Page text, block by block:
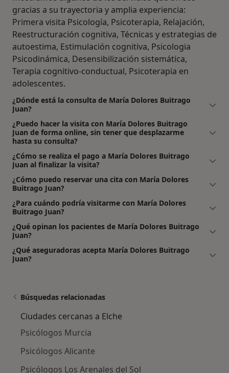
gracias a su trayectoria y amplia experiencia:
Primera visita Psicología, Psicoterapia, Relajación,
Reestructuración cognitiva, Técnicas y estrategias de
autoestima, Estimulación cognitiva, Psicologia
Psicodinámica, Desensibilización sistemática,
Terapia cognitivo-conductual, Psicoterapia en
adolescentes.
¿Dónde está la consulta de María Dolores Buitrago
Juan?
¿Puedo hacer la visita con María Dolores Buitrago
Juan de forma online, sin tener que desplazarme
hasta su consulta?
¿Cómo se realiza el pago a María Dolores Buitrago
Juan al finalizar la visita?
¿Cómo puedo reservar una cita con María Dolores
Buitrago Juan?
¿Para cuándo podría visitarme con María Dolores
Buitrago Juan?
¿Qué opinan los pacientes de María Dolores Buitrago
Juan?
¿Qué aseguradoras acepta María Dolores Buitrago
Juan?
Búsquedas relacionadas
Ciudades cercanas a Elche
Psicólogos Murcia
Psicólogos Alicante
Psicólogos Los Arenales del Sol